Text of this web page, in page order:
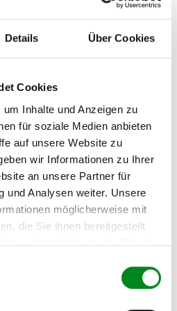
Details Über Cookies
Cookies
Inhalte und Anzeigen zu
für soziale Medien anbieten
auf unsere Website zu
wir Informationen zu Ihrer
an unsere Partner für
und Analysen weiter. Unsere
möglicherweise mit
die Sie ihnen bereitgestellt
Ihrer Nutzung der Dienste
können Sie auch unseren
, Telefon oder E-Mail).
Schlüsselnummerzu 2
.